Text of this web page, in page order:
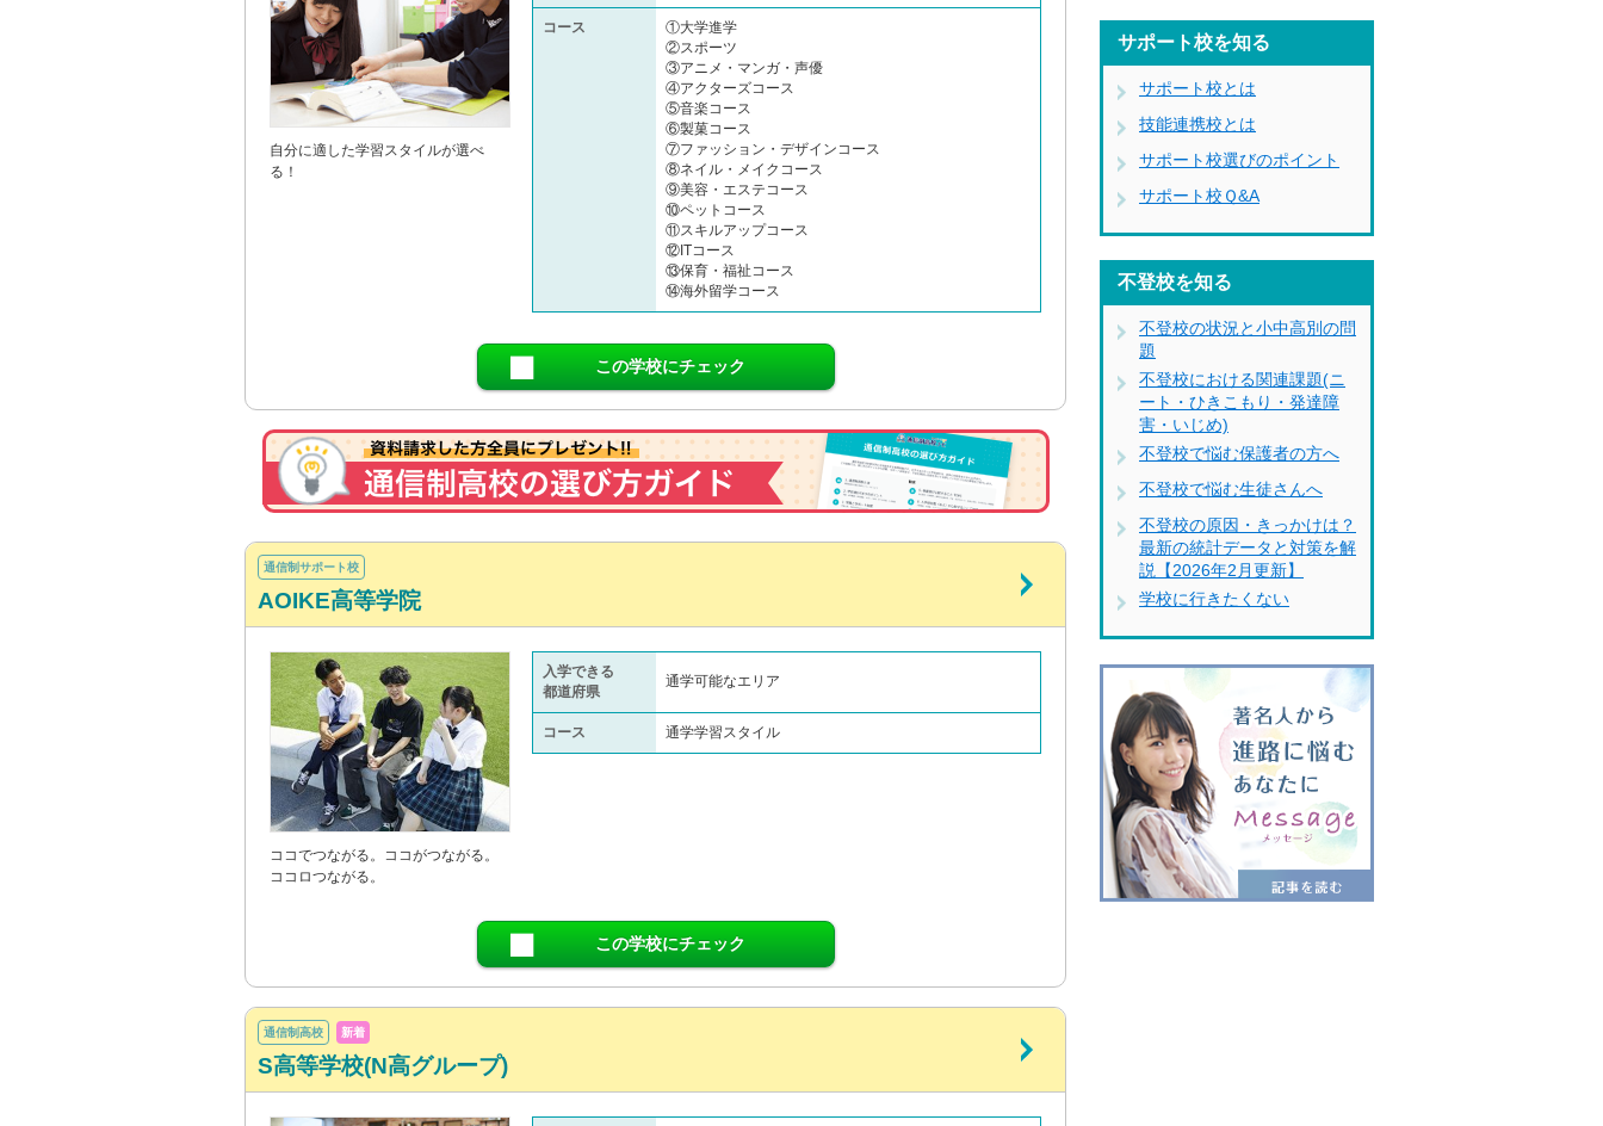
自分に適した学習スタイルが選べ
る！
コース
①大学進学
②スポーツ
③アニメ・マンガ・声優
④アクターズコース
⑤音楽コース
⑥製菓コース
⑦ファッション・デザインコース
⑧ネイル・メイクコース
⑨美容・エステコース
⑩ペットコース
⑪スキルアップコース
⑫ITコース
⑬保育・福祉コース
⑭海外留学コース
この学校にチェック
通信制サポート校
AOIKE高等学院
ココでつながる。ココがつながる。
ココロつながる。
入学できる
都道府県
通学可能なエリア
コース 通学学習スタイル
この学校にチェック
通信制高校 新着
S高等学校(N高グループ)
サポート校を知る
サポート校とは
技能連携校とは
サポート校選びのポイント
サポート校Ｑ&A
不登校を知る
不登校の状況と小中高別の問
題
不登校における関連課題(ニ
ート・ひきこもり・発達障
害・いじめ)
不登校で悩む保護者の方へ
不登校で悩む生徒さんへ
不登校の原因・きっかけは？
最新の統計データと対策を解
説【2026年2月更新】
学校に行きたくない